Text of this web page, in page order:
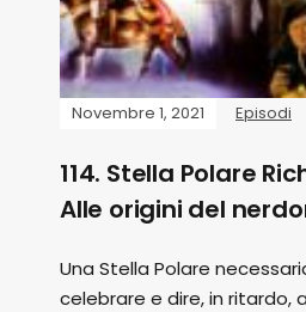
Novembre 1, 2021 Episodi
114. Stella Polare
Alle origini del
Una Stella Polare
celebrare e dire, in ritardo,